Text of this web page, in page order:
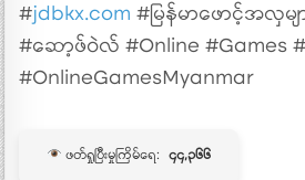
#jdbkx.com #မြန်မာဖောင့်အလှမ
#ဆော့ဖ်ဝဲလ် #Online #Games
#OnlineGamesMyanmar
ဖတ်ရှုပြီးမှုကြိမ်ရေ: ၄၄,၃၆၆